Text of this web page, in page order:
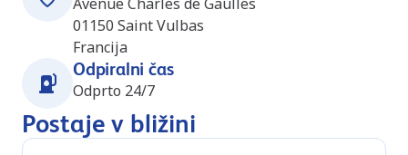
01150 Saint Vulbas
Francija
Odpiralni čas
Odprto 24/7
Postaje v bližini